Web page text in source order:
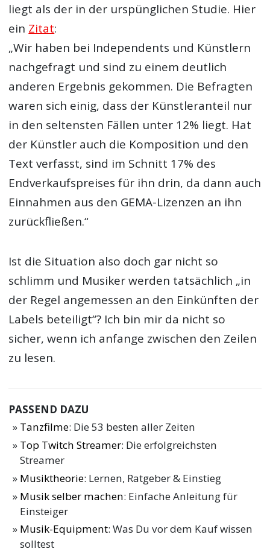
liegt als der in der urspünglichen Studie. Hier
ein Zitat:
„Wir haben bei Independents und Künstlern
nachgefragt und sind zu einem deutlich
anderen Ergebnis gekommen. Die Befragten
waren sich einig, dass der Künstleranteil nur
in den seltensten Fällen unter 12% liegt. Hat
der Künstler auch die Komposition und den
Text verfasst, sind im Schnitt 17% des
Endverkaufspreises für ihn drin, da dann auch
Einnahmen aus den GEMA-Lizenzen an ihn
zurückfließen.“
Ist die Situation also doch gar nicht so
schlimm und Musiker werden tatsächlich „in
der Regel angemessen an den Einkünften der
Labels beteiligt“? Ich bin mir da nicht so
sicher, wenn ich anfange zwischen den Zeilen
zu lesen.
PASSEND DAZU
Tanzfilme: Die 53 besten aller Zeiten
Top Twitch Streamer: Die erfolgreichsten
Streamer
Musiktheorie: Lernen, Ratgeber & Einstieg
Musik selber machen: Einfache Anleitung für
Einsteiger
Musik-Equipment: Was Du vor dem Kauf wissen
solltest